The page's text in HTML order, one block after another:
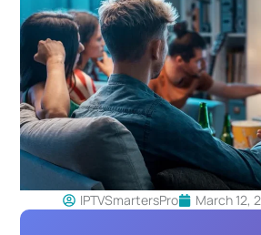
IPTVSmartersPro March 12,